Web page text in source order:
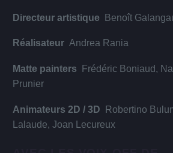
Directeur artistique Benoît
Réalisateur Andrea Rania
Matte painters
Frédéric Boniaud,
Prunier
Animateurs 2D / 3D
Robertino
Lalaude, Joan Lecureux